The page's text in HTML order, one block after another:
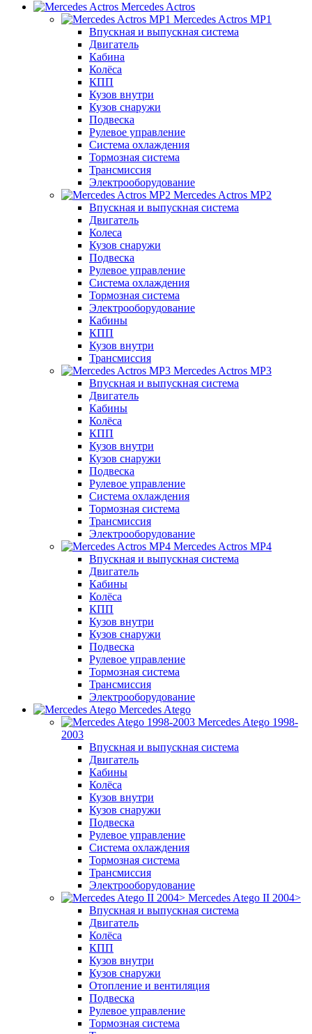
Mercedes Actros
Mercedes Actros MP1
Впускная и выпускная система
Двигатель
Кабина
Колёса
КПП
Кузов внутри
Кузов снаружи
Подвеска
Рулевое управление
Система охлаждения
Тормозная система
Трансмиссия
Электрооборудование
Mercedes Actros MP2
Впускная и выпускная система
Двигатель
Колеса
Кузов снаружи
Подвеска
Рулевое управление
Система охлаждения
Тормозная система
Электрооборудование
Кабины
КПП
Кузов внутри
Трансмиссия
Mercedes Actros MP3
Впускная и выпускная система
Двигатель
Кабины
Колёса
КПП
Кузов внутри
Кузов снаружи
Подвеска
Рулевое управление
Система охлаждения
Тормозная система
Трансмиссия
Электрооборудование
Mercedes Actros MP4
Впускная и выпускная система
Двигатель
Кабины
Колёса
КПП
Кузов внутри
Кузов снаружи
Подвеска
Рулевое управление
Тормозная система
Трансмиссия
Электрооборудование
Mercedes Atego
Mercedes Atego 1998-
2003
Впускная и выпускная система
Двигатель
Кабины
Колёса
Кузов внутри
Кузов снаружи
Подвеска
Рулевое управление
Система охлаждения
Тормозная система
Трансмиссия
Электрооборудование
Mercedes Atego II 2004>
Впускная и выпускная система
Двигатель
Колёса
КПП
Кузов внутри
Кузов снаружи
Отопление и вентиляция
Подвеска
Рулевое управление
Тормозная система